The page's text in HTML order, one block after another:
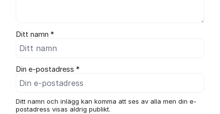
Ditt namn *
Din e-postadress *
Ditt namn och inlägg kan komma att ses av alla men din e-
postadress visas aldrig publikt.